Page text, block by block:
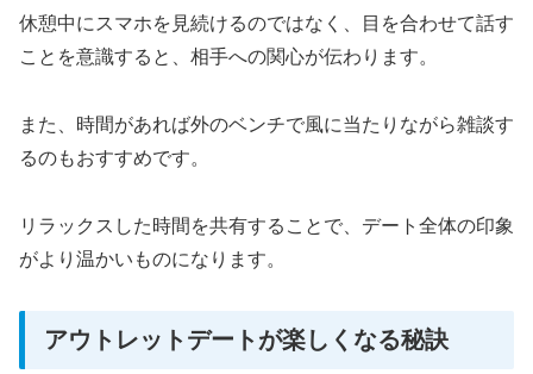
休憩中にスマホを見続けるのではなく、目を合わせて話す
ことを意識すると、相手への関心が伝わります。
また、時間があれば外のベンチで風に当たりながら雑談す
るのもおすすめです。
リラックスした時間を共有することで、デート全体の印象
がより温かいものになります。
アウトレットデートが楽しくなる秘訣